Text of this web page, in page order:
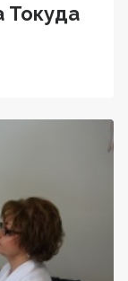
Токуда